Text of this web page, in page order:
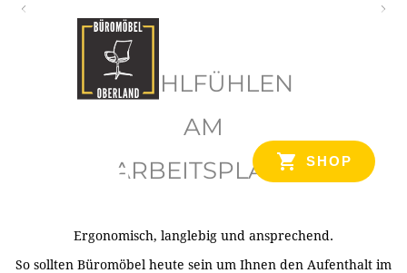
SHOP
WOHLFÜHLEN
AM
ARBEITSPLATZ
Ergonomisch, langlebig und ansprechend.
So sollten Büromöbel heute sein um Ihnen den Aufenthalt im